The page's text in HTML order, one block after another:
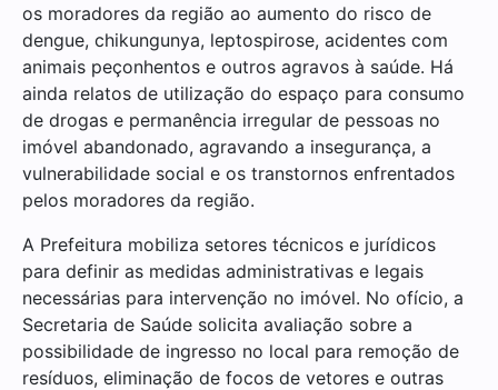
os moradores da região ao aumento do risco de
dengue, chikungunya, leptospirose, acidentes com
animais peçonhentos e outros agravos à saúde. Há
ainda relatos de utilização do espaço para consumo
de drogas e permanência irregular de pessoas no
imóvel abandonado, agravando a insegurança, a
vulnerabilidade social e os transtornos enfrentados
pelos moradores da região.
A Prefeitura mobiliza setores técnicos e jurídicos
para definir as medidas administrativas e legais
necessárias para intervenção no imóvel. No ofício, a
Secretaria de Saúde solicita avaliação sobre a
possibilidade de ingresso no local para remoção de
resíduos, eliminação de focos de vetores e outras